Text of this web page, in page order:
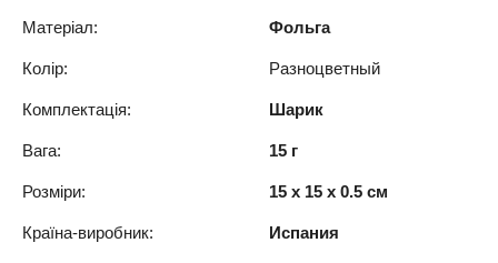
Матеріал: Фольга
Колір: Разноцветный
Комплектація: Шарик
Вага: 15 г
Розміри: 15 x 15 x 0.5 см
Країна-виробник: Испания